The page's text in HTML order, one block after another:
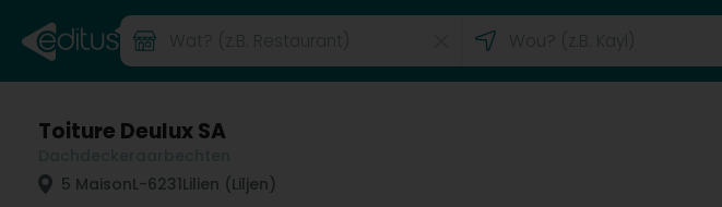
Toiture Deulux SA
5 MaisonL-6231Lilien (Liljen)